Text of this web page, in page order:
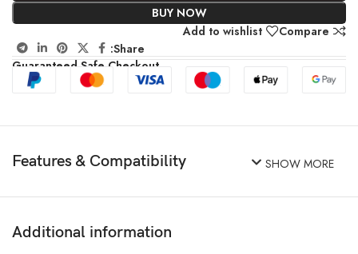
BUY NOW
Compare
Add to wishlist
Share:
Guaranteed Safe Checkout
Features & Compatibility SHOW MORE
Additional information